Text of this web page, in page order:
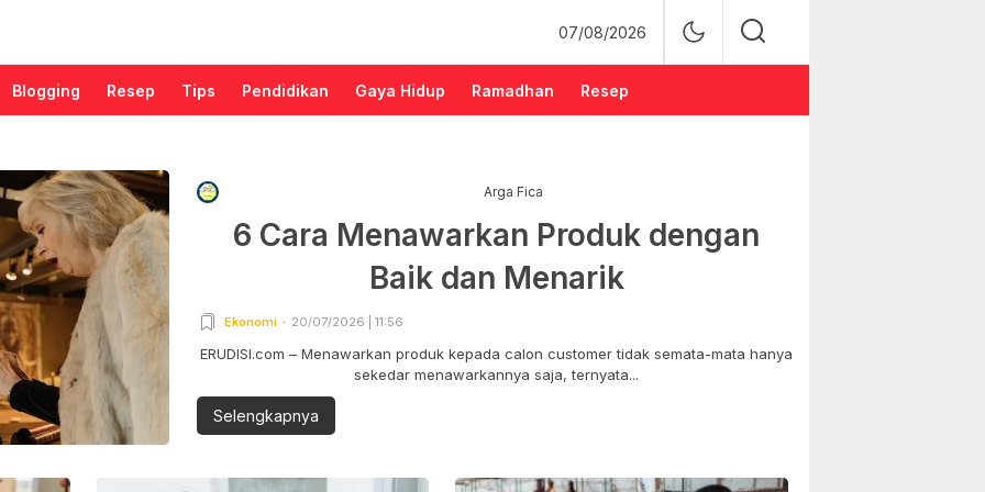
07/08/2026
Blogging Resep Tips Pendidikan Gaya Hidup Ramadhan Resep
Arga Fica
6 Cara Menawarkan Produk dengan
Baik dan Menarik
Ekonomi 20/07/2026 | 11:56
ERUDISI.com – Menawarkan produk kepada calon customer tidak semata-mata hanya
sekedar menawarkannya saja, ternyata...
Selengkapnya